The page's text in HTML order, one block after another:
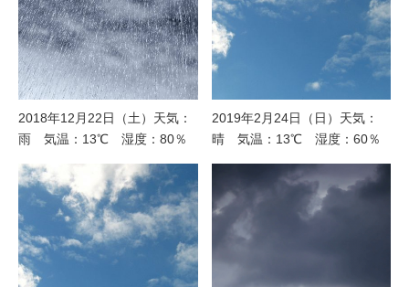
2018年12月22日（土）天気：
雨 気温：13℃ 湿度：80％
2019年2月24日（日）天気：
晴 気温：13℃ 湿度：60％